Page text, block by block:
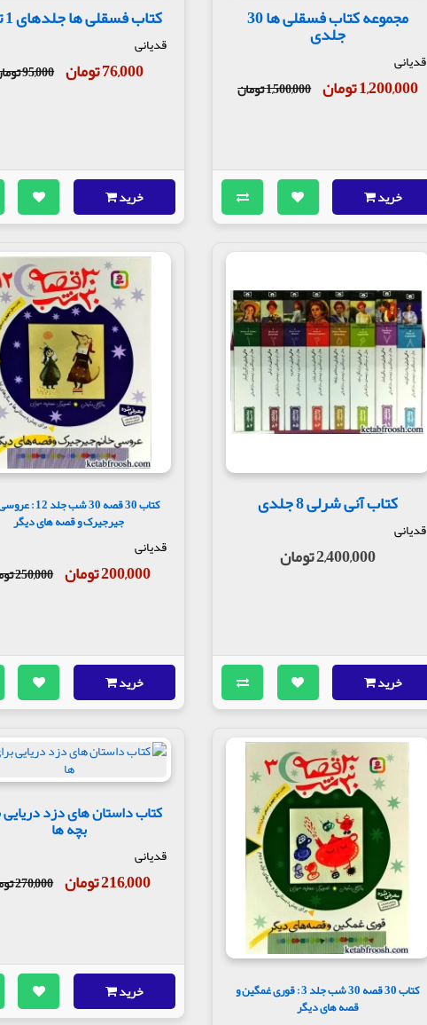
مجموعه کتاب فسقلی ها 30
جلدی
قدیانی
1,200,000 تومان 1,500,000 تومان
خرید
کتاب فسقلی ها جلدهای 1 تا 15
قدیانی
76,000 تومان 95,000 تومان
خرید
کتاب آنی شرلی 8 جلدی
قدیانی
2,400,000 تومان
خرید
کتاب 30 قصه 30 شب
جیرجیرک و قصه های دیگر
قدیانی
200,000 تومان 250,000 تومان
خرید
کتاب 30 قصه 30 شب جلد 3 : قوری غمگین و
قصه های دیگر
کتاب داستان های دزد
بچه ها
قدیانی
216,000 تومان 270,000 تومان
خرید